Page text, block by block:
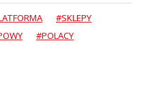
#SKLEPY
#POLACY